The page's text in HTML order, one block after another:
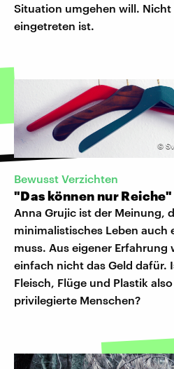
Situation umgehen will. Nicht
eingetreten ist.
©
Bewusst Verzichten
"Das können nur Reiche"
Anna Grujic ist der Meinung,
minimalistisches Leben auch
muss. Aus eigener Erfahrung
einfach nicht das Geld dafür.
Fleisch, Flüge und Plastik
privilegierte Menschen?